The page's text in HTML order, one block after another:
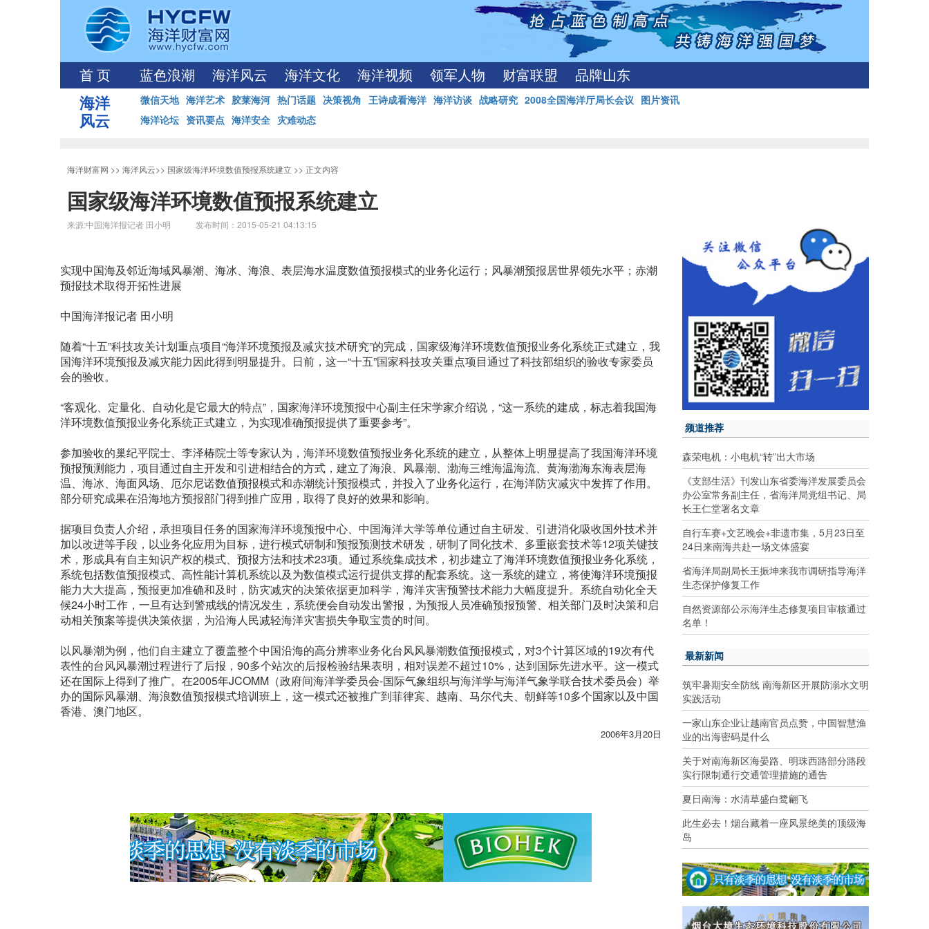
首 页 蓝色浪潮 海洋风云 海洋文化 海洋视频 领军人物 财富联盟 品牌山东
海洋
风云
微信天地 海洋艺术 胶莱海河 热门话题 决策视角 王诗成看海洋 海洋访谈 战略研究 2008全国海洋厅局长会议 图片资讯
海洋论坛 资讯要点 海洋安全 灾难动态
海洋财富网 >> 海洋风云>> 国家级海洋环境数值预报系统建立 >> 正文内容
国家级海洋环境数值预报系统建立
来源:中国海洋报记者 田小明 发布时间：2015-05-21 04:13:15
实现中国海及邻近海域风暴潮、海冰、海浪、表层海水温度数值预报模式的业务化运行；风暴潮预报居世界领先水平；赤潮
预报技术取得开拓性进展
中国海洋报记者 田小明
随着“十五”科技攻关计划重点项目“海洋环境预报及减灾技术研究”的完成，国家级海洋环境数值预报业务化系统正式建立，我
国海洋环境预报及减灾能力因此得到明显提升。日前，这一“十五”国家科技攻关重点项目通过了科技部组织的验收专家委员
会的验收。
“客观化、定量化、自动化是它最大的特点”，国家海洋环境预报中心副主任宋学家介绍说，“这一系统的建成，标志着我国海
洋环境数值预报业务化系统正式建立，为实现准确预报提供了重要参考”。
参加验收的巢纪平院士、李泽椿院士等专家认为，海洋环境数值预报业务化系统的建立，从整体上明显提高了我国海洋环境
预报预测能力，项目通过自主开发和引进相结合的方式，建立了海浪、风暴潮、渤海三维海温海流、黄海渤海东海表层海
温、海冰、海面风场、厄尔尼诺数值预报模式和赤潮统计预报模式，并投入了业务化运行，在海洋防灾减灾中发挥了作用。
部分研究成果在沿海地方预报部门得到推广应用，取得了良好的效果和影响。
据项目负责人介绍，承担项目任务的国家海洋环境预报中心、中国海洋大学等单位通过自主研发、引进消化吸收国外技术并
加以改进等手段，以业务化应用为目标，进行模式研制和预报预测技术研发，研制了同化技术、多重嵌套技术等12项关键技
术，形成具有自主知识产权的模式、预报方法和技术23项。通过系统集成技术，初步建立了海洋环境数值预报业务化系统，
系统包括数值预报模式、高性能计算机系统以及为数值模式运行提供支撑的配套系统。这一系统的建立，将使海洋环境预报
能力大大提高，预报更加准确和及时，防灾减灾的决策依据更加科学，海洋灾害预警技术能力大幅度提升。系统自动化全天
候24小时工作，一旦有达到警戒线的情况发生，系统便会自动发出警报，为预报人员准确预报预警、相关部门及时决策和启
动相关预案等提供决策依据，为沿海人民减轻海洋灾害损失争取宝贵的时间。
以风暴潮为例，他们自主建立了覆盖整个中国沿海的高分辨率业务化台风风暴潮数值预报模式，对3个计算区域的19次有代
表性的台风风暴潮过程进行了后报，90多个站次的后报检验结果表明，相对误差不超过10%，达到国际先进水平。这一模式
还在国际上得到了推广。在2005年JCOMM（政府间海洋学委员会-国际气象组织与海洋学与海洋气象学联合技术委员会）举
办的国际风暴潮、海浪数值预报模式培训班上，这一模式还被推广到菲律宾、越南、马尔代夫、朝鲜等10多个国家以及中国
香港、澳门地区。
2006年3月20日
频道推荐
森荣电机：小电机“转”出大市场
《支部生活》刊发山东省委海洋发展委员会
办公室常务副主任，省海洋局党组书记、局
长王仁堂署名文章
自行车赛+文艺晚会+非遗市集，5月23日至
24日来南海共赴一场文体盛宴
省海洋局副局长王振坤来我市调研指导海洋
生态保护修复工作
自然资源部公示海洋生态修复项目审核通过
名单！
最新新闻
筑牢暑期安全防线 南海新区开展防溺水文明
实践活动
一家山东企业让越南官员点赞，中国智慧渔
业的出海密码是什么
关于对南海新区海晏路、明珠西路部分路段
实行限制通行交通管理措施的通告
夏日南海：水清草盛白鹭翩飞
此生必去！烟台藏着一座风景绝美的顶级海
岛